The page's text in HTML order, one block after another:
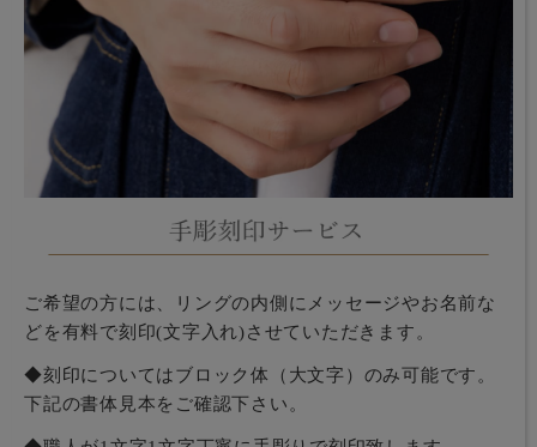
ご希望の方には、リングの内側にメッセージやお名前な
どを有料で刻印(文字入れ)させていただきます。
◆刻印についてはブロック体（大文字）のみ可能です。
下記の書体見本をご確認下さい。